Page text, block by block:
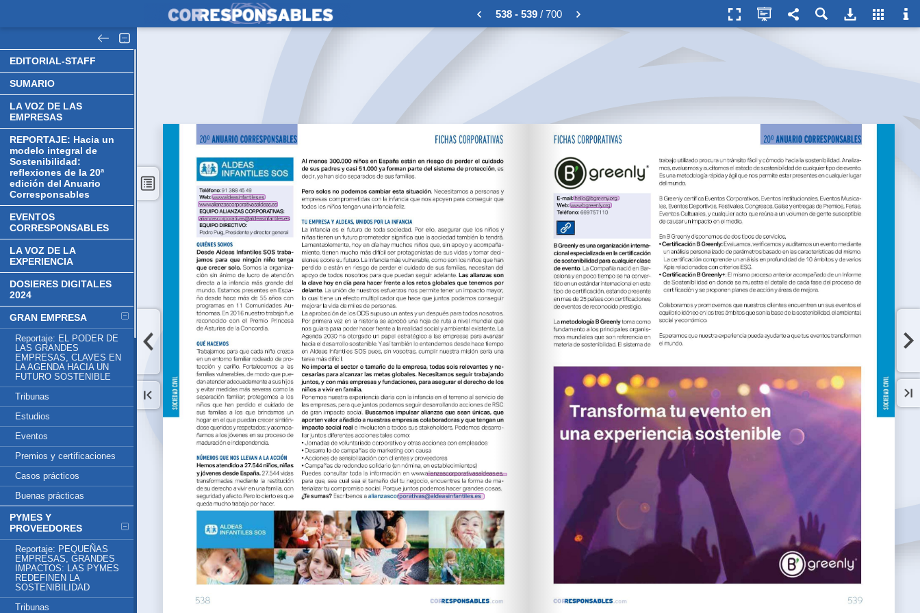
538 - 539/ 700
EDITORIAL-STAFF
SUMARIO
LA VOZ DE LAS
EMPRESAS
REPORTAJE: Hacia un
modelo integral de
Sostenibilidad:
reflexiones de la 20ª
edición del Anuario
Corresponsables
EVENTOS
CORRESPONSABLES
LA VOZ DE LA
EXPERIENCIA
DOSIERES DIGITALES
2024
GRAN EMPRESA
Reportaje: EL PODER DE
LAS GRANDES
EMPRESAS, CLAVES EN
LA AGENDA HACIA UN
FUTURO SOSTENIBLE
Tribunas
Estudios
Eventos
Premios y certificaciones
Casos prácticos
Buenas prácticas
PYMES Y
PROVEEDORES
Reportaje: PEQUEÑAS
EMPRESAS, GRANDES
IMPACTOS: LAS PYMES
REDEFINEN LA
SOSTENIBILIDAD
Tribunas